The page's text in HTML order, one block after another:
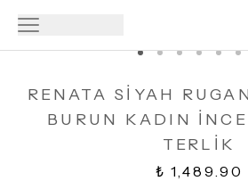
RENATA SİYAH
BURUN KADIN
TERLİK
₺ 1,489.90